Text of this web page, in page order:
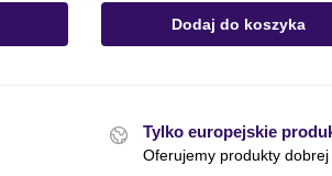
Dodaj do koszyka
Tylko europejskie
Oferujemy produkty dobrej